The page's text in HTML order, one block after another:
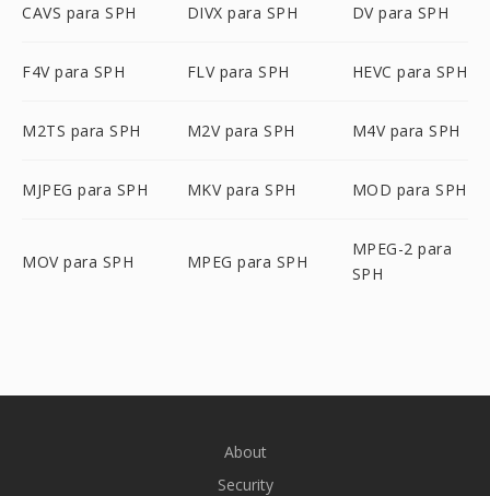
CAVS para SPH DIVX para SPH DV para SPH
F4V para SPH FLV para SPH HEVC para SPH
M2TS para SPH M2V para SPH M4V para SPH
MJPEG para SPH MKV para SPH MOD para SPH
MOV para SPH MPEG para SPH
MPEG-2 para
SPH
About
Security